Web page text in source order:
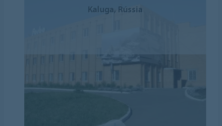
Kaluga, Rússia